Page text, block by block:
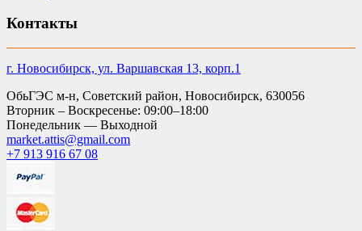
Контакты
г. Новосибирск, ул. Варшавская 13, корп.1
ОбьГЭС м-н, Советский район, Новосибирск, 630056
Вторник – Воскресенье: 09:00–18:00
Понедельник — Выходной
market.attis@gmail.com
+7 913 916 67 08